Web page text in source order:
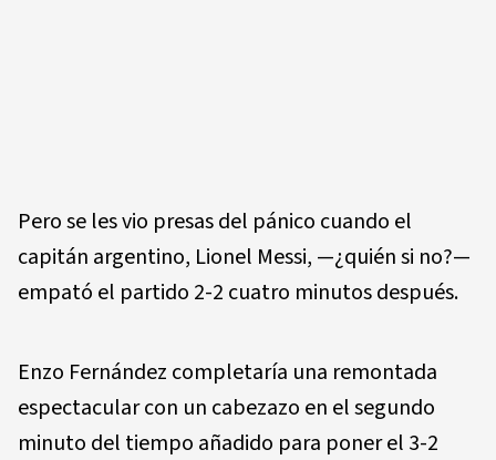
Pero se les vio presas del pánico cuando el
capitán argentino, Lionel Messi, —¿quién si no?—
empató el partido 2-2 cuatro minutos después.
Enzo Fernández completaría una remontada
espectacular con un cabezazo en el segundo
minuto del tiempo añadido para poner el 3-2